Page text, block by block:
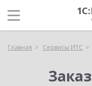
Главная Сервисы ИТС